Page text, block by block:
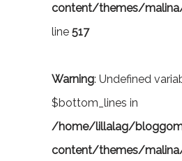
content/themes/
line 517
Warning: Undefined
$bottom_lines in
/home/lillalag/
content/themes/